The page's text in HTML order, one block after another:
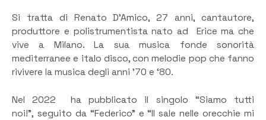
Si tratta di Renato D’Amico, 27 anni, cantautore,
produttore e polistrumentista nato ad Erice ma che
vive a Milano. La sua musica fonde sonorità
mediterranee e italo disco, con melodie pop che fanno
rivivere la musica degli anni ’70 e ‘80.
Nel 2022 ha pubblicato il singolo “Siamo tutti
noi!”, seguito da “Federico” e “Il sale nelle orecchie mi